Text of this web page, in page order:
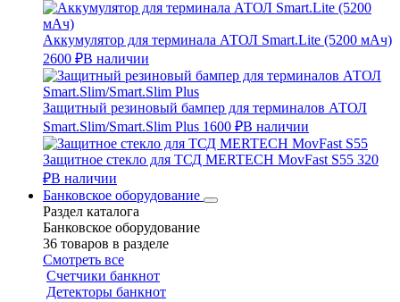
Аккумулятор для терминала АТОЛ Smart.Lite (5200 мАч)
2600 ₽В наличии
Защитный резиновый бампер для терминалов АТОЛ
Smart.Slim/Smart.Slim Plus 1600 ₽В наличии
Защитное стекло для ТСД MERTECH MovFast S55 320
₽В наличии
Банковское оборудование
Раздел каталога
Банковское оборудование
36 товаров в разделе
Смотреть все
Счетчики банкнот
Детекторы банкнот